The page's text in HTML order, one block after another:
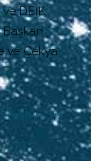
ve DEİK
Başkan
ve Çekya
Read more